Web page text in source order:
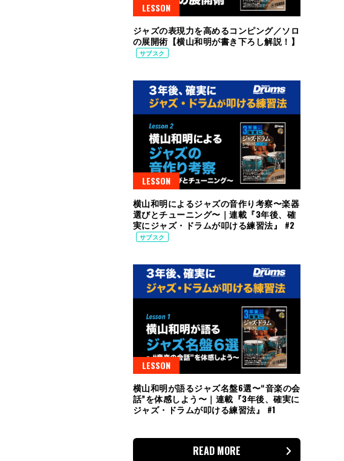
LESSON
ジャズの表現力を高めるコンピング／ソロ
の展開術【横山和明が書き下ろし解説！】
サブスク
LESSON
横山和明によるジャズの音作り考察〜楽器
選びとチューニング〜｜連載『3年後、確
実にジャズ・ドラムが叩ける練習法』 #2
サブスク
LESSON
横山和明が語るジャズ名盤6選〜“音楽の会
話”を体感しよう〜｜連載『3年後、確実に
ジャズ・ドラムが叩ける練習法』 #1
READ MORE